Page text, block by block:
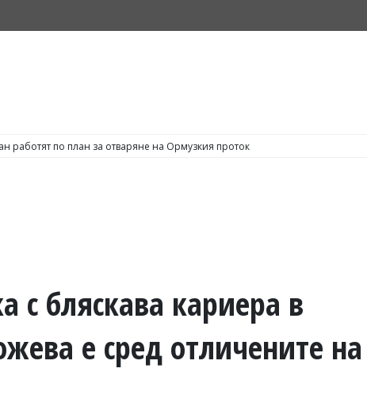
работят по план за отваряне на Ормузкия проток
с бляскава кариера в
е сред отличените на